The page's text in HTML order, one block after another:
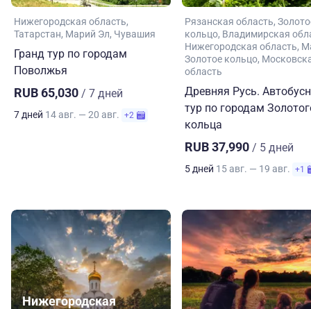
Нижегородская область
Татарстан Марий Эл Чувашия
Гранд тур по городам
Поволжья
RUB 65,030 / 7 дней
7 дней 14 авг. — 20 авг. +2
Рязанская область
кольцо Владимирская
Нижегородская область
Золотое кольцо
область
Древняя Русь.
тур по городам
кольца
RUB 37,990 / 5 дней
5 дней 15 авг. — 19 авг. +1
Нижегородская